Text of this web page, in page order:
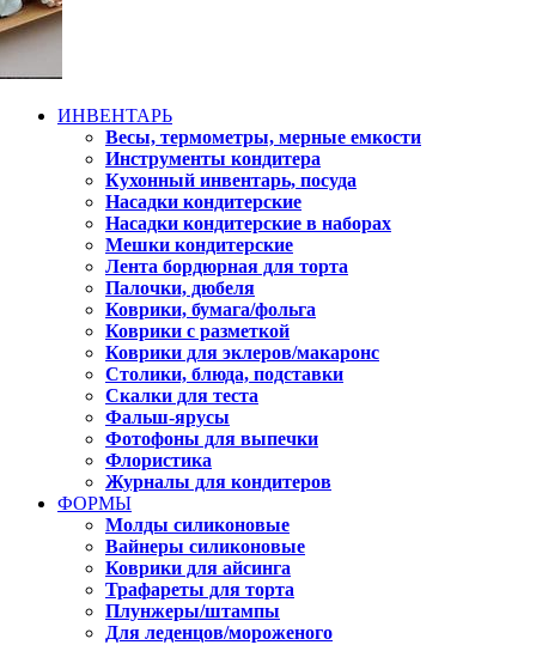
ИНВЕНТАРЬ
Весы, термометры, мерные емкости
Инструменты кондитера
Кухонный инвентарь, посуда
Насадки кондитерские
Насадки кондитерские в наборах
Мешки кондитерские
Лента бордюрная для торта
Палочки, дюбеля
Коврики, бумага/фольга
Коврики с разметкой
Коврики для эклеров/макаронс
Столики, блюда, подставки
Скалки для теста
Фальш-ярусы
Фотофоны для выпечки
Флористика
Журналы для кондитеров
ФОРМЫ
Молды силиконовые
Вайнеры силиконовые
Коврики для айсинга
Трафареты для торта
Плунжеры/штампы
Для леденцов/мороженого